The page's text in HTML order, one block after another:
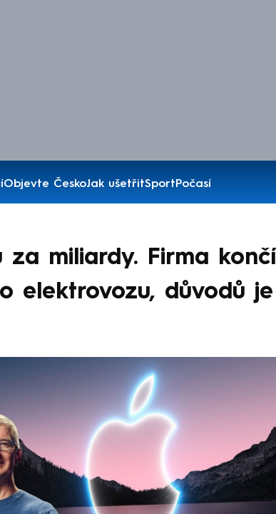
Objevte ČeskoJak ušetřitSportPočasí
za miliardy. Firma končí
elektrovozu, důvodů je